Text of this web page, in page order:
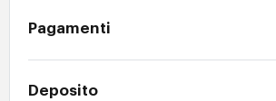
Pagamenti
Deposito